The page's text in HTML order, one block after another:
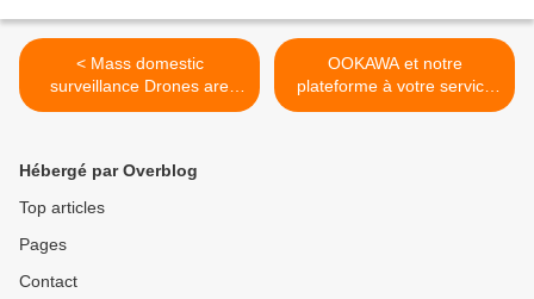
< Mass domestic
surveillance Drones are
here!! 2015 ARGUS-IS
OOKAWA et notre
plateforme à votre service
pour VOUS créer de la
Hébergé par Overblog
Top articles
Pages
Contact